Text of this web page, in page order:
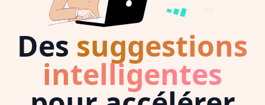
Des suggestions
intelligentes